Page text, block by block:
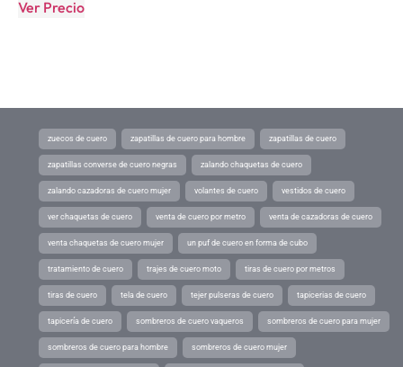
Ver Precio
zuecos de cuero zapatillas de cuero para hombre zapatillas de cuero
zapatillas converse de cuero negras zalando chaquetas de cuero
zalando cazadoras de cuero mujer volantes de cuero vestidos de cuero
ver chaquetas de cuero venta de cuero por metro venta de cazadoras de cuero
venta chaquetas de cuero mujer un puf de cuero en forma de cubo
tratamiento de cuero trajes de cuero moto tiras de cuero por metros
tiras de cuero tela de cuero tejer pulseras de cuero tapicerias de cuero
tapicería de cuero sombreros de cuero vaqueros sombreros de cuero para mujer
sombreros de cuero para hombre sombreros de cuero mujer